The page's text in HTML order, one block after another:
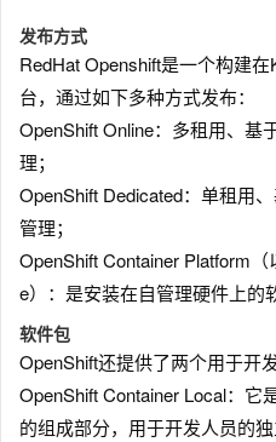
发布方式
RedHat Openshift是一个构建
台，通过如下多种方式发布：
OpenShift Online：多租用、基
理；
OpenShift Dedicated：单租用
管理；
OpenShift Container Platform
e）：是安装在自管理硬件上的
软件包
OpenShift还提供了两个用于开
OpenShift Container Local：它
的组成部分，用于开发人员的独